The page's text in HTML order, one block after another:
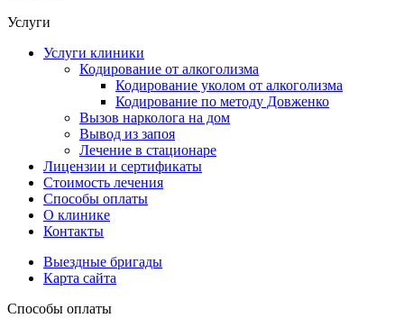
Услуги
Услуги клиники
Кодирование от алкоголизма
Кодирование уколом от алкоголизма
Кодирование по методу Довженко
Вызов нарколога на дом
Вывод из запоя
Лечение в стационаре
Лицензии и сертификаты
Стоимость лечения
Способы оплаты
О клинике
Контакты
Выездные бригады
Карта сайта
Способы оплаты